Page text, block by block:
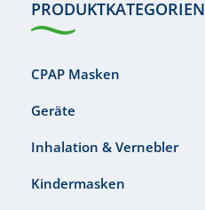
PRODUKTKATEGORIEN
CPAP Masken
Geräte
Inhalation & Vernebler
Kindermasken